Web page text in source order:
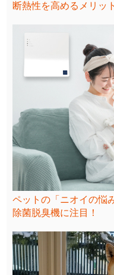
断熱性を高めるメリッ
ペットの「ニオイの悩
除菌脱臭機に注目！